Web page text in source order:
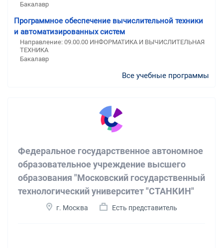
Бакалавр
Программное обеспечение вычислительной техники
и автоматизированных систем
Направление: 09.00.00 ИНФОРМАТИКА И ВЫЧИСЛИТЕЛЬНАЯ
ТЕХНИКА
Бакалавр
Все учебные программы
Федеральное государственное автономное
образовательное учреждение высшего
образования "Московский государственный
технологический университет "СТАНКИН"
г. Москва Есть представитель